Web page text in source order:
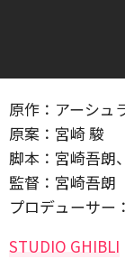
原作：アーシュ
原案：宮崎 駿
脚本：宮崎吾朗
監督：宮崎吾朗
プロデューサー
STUDIO GHIBLI